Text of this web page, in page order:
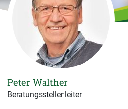
Peter Walther
Beratungsstellenleiter